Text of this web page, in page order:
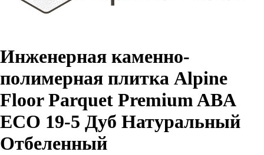
Инженерная каменно-
полимерная плитка Alpine
Floor Parquet Premium ABA
ECO 19-5 Дуб Натуральный
Отбеленный